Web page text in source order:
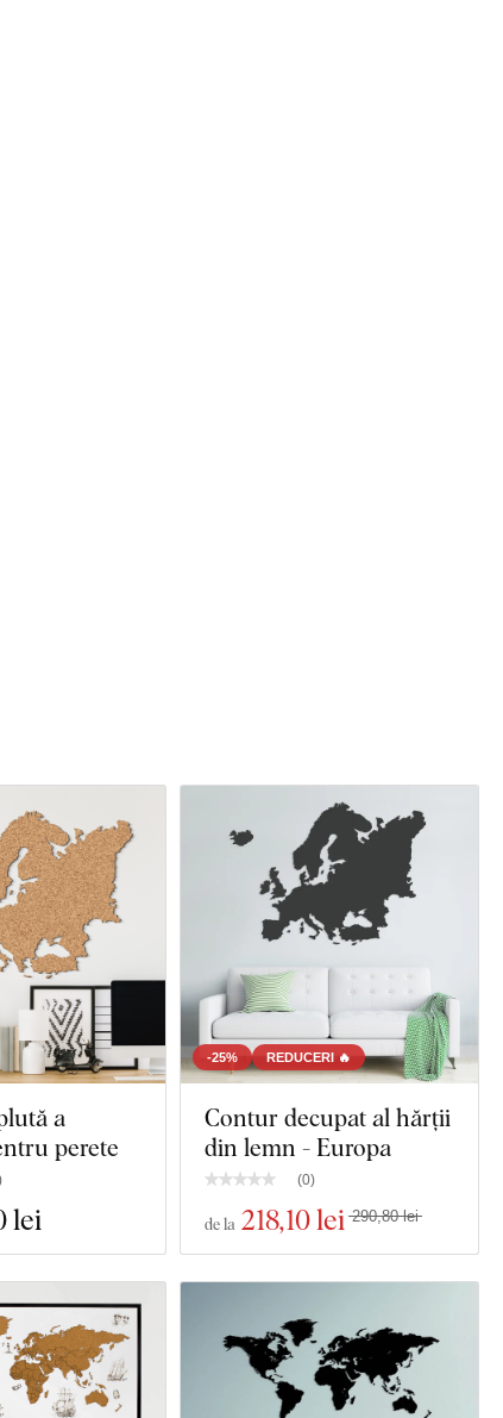
a
perete
lei
-25% REDUCERI 🔥
Contur decupat al hărții
din lemn - Europa
(0)
de la 218,10 lei 290,80 lei